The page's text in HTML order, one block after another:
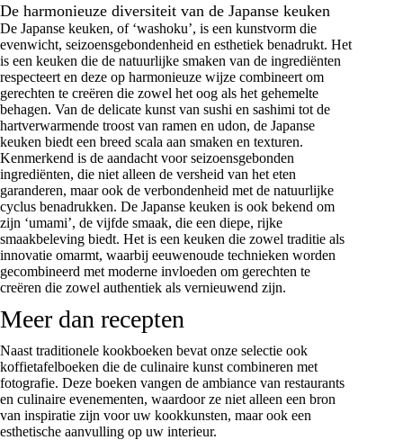
De harmonieuze diversiteit van de Japanse keuken
De Japanse keuken, of ‘washoku’, is een kunstvorm die
evenwicht, seizoensgebondenheid en esthetiek benadrukt. Het
is een keuken die de natuurlijke smaken van de ingrediënten
respecteert en deze op harmonieuze wijze combineert om
gerechten te creëren die zowel het oog als het gehemelte
behagen. Van de delicate kunst van sushi en sashimi tot de
hartverwarmende troost van ramen en udon, de Japanse
keuken biedt een breed scala aan smaken en texturen.
Kenmerkend is de aandacht voor seizoensgebonden
ingrediënten, die niet alleen de versheid van het eten
garanderen, maar ook de verbondenheid met de natuurlijke
cyclus benadrukken. De Japanse keuken is ook bekend om
zijn ‘umami’, de vijfde smaak, die een diepe, rijke
smaakbeleving biedt. Het is een keuken die zowel traditie als
innovatie omarmt, waarbij eeuwenoude technieken worden
gecombineerd met moderne invloeden om gerechten te
creëren die zowel authentiek als vernieuwend zijn.
Meer dan recepten
Naast traditionele kookboeken bevat onze selectie ook
koffietafelboeken die de culinaire kunst combineren met
fotografie. Deze boeken vangen de ambiance van restaurants
en culinaire evenementen, waardoor ze niet alleen een bron
van inspiratie zijn voor uw kookkunsten, maar ook een
esthetische aanvulling op uw interieur.